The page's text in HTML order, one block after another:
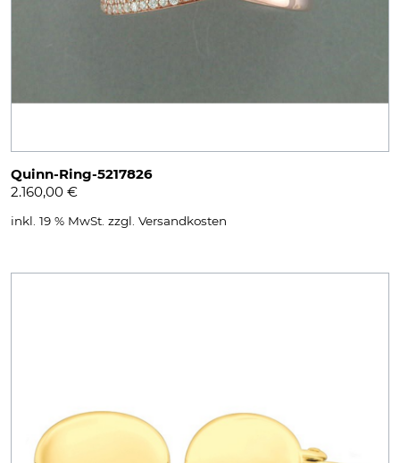
Quinn-Ring-5217826
2.160,00 €
inkl. 19 % MwSt. zzgl. Versandkosten